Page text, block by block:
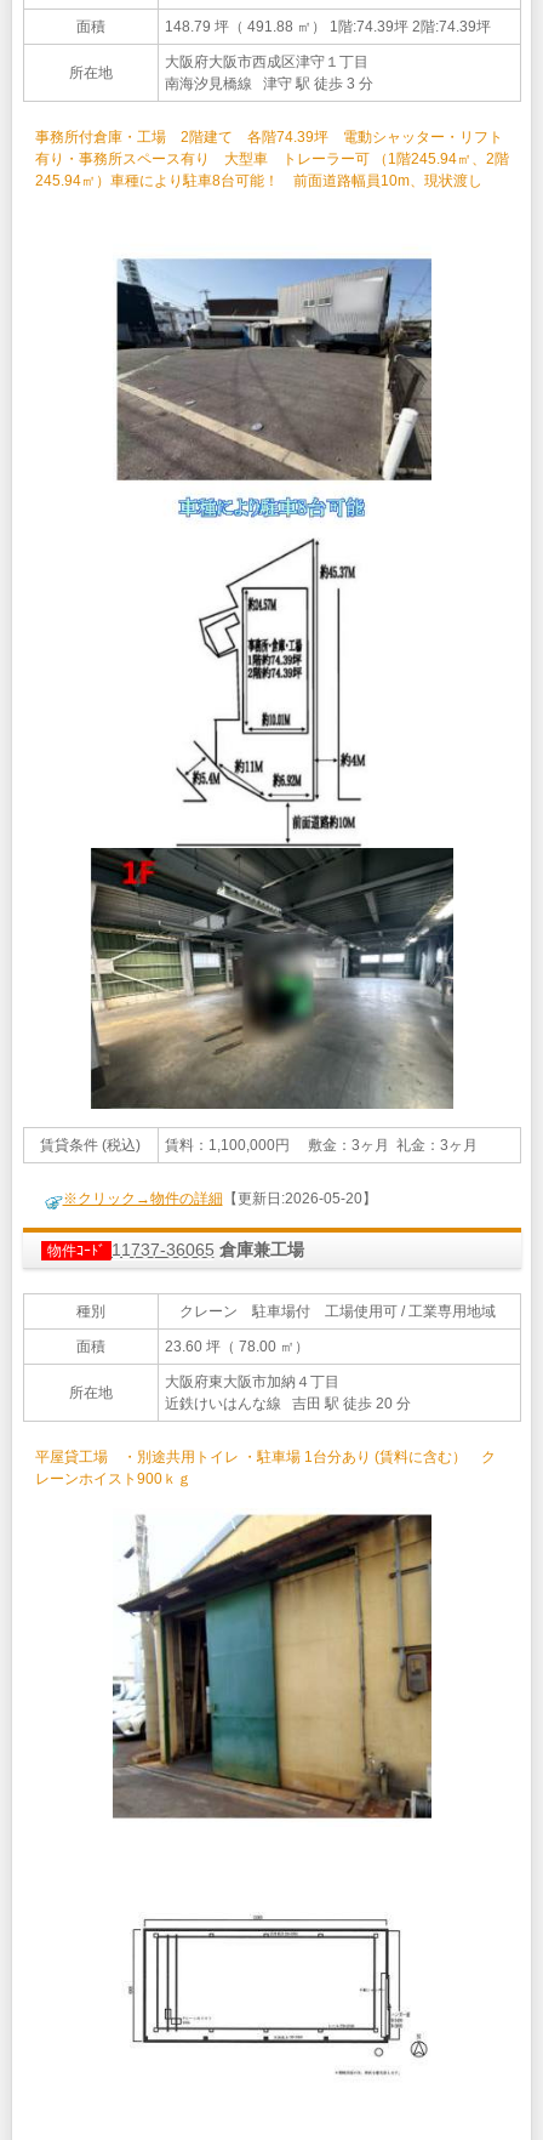
面積 148.79 坪（ 491.88 ㎡） 1階:74.39坪 2階:74.39坪
所在地
大阪府大阪市西成区津守１丁目
南海汐見橋線 津守 駅 徒歩 3 分
事務所付倉庫・工場 2階建て 各階74.39坪 電動シャッター・リフト
有り・事務所スペース有り 大型車 トレーラー可 （1階245.94㎡、2階
245.94㎡）車種により駐車8台可能！ 前面道路幅員10m、現状渡し
賃貸条件 (税込) 賃料：1,100,000円 敷金：3ヶ月 礼金：3ヶ月
※クリック→物件の詳細 【更新日:2026-05-20】
物件ｺｰﾄﾞ 11737-36065 倉庫兼工場
種別 クレーン 駐車場付 工場使用可 / 工業専用地域
面積 23.60 坪（ 78.00 ㎡）
所在地
大阪府東大阪市加納４丁目
近鉄けいはんな線 吉田 駅 徒歩 20 分
平屋貸工場 ・別途共用トイレ ・駐車場 1台分あり (賃料に含む） ク
レーンホイスト900ｋｇ